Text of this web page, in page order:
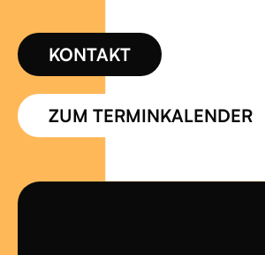
KONTAKT
ZUM TERMINKALENDER